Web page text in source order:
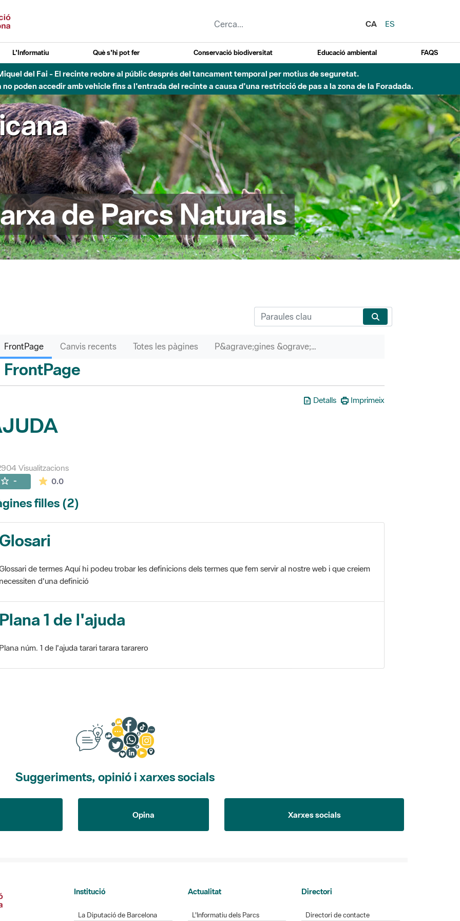
CA
ES
L'Informatiu Què s'hi pot fer Conservació biodiversitat Educació ambiental FAQS
del Fai - El recinte reobre al públic després del tancament temporal per motius de seguretat.
poden accedir amb vehicle fins a l'entrada del recinte a causa d'una restricció de pas a la zona de la Foradada.
de Parcs Naturals
FrontPage Canvis recents Totes les pàgines P&agrave;gines &ograve;rfenes
FrontPage
Detalls Imprimeix
Visualitzacions
- 0.0La mitjana de les valoracions és de 0 estrelles de 5.
filles (2)
Glosari
de termes Aquí hi podeu trobar les definicions dels termes que fem servir al nostre web i que creiem
necessiten d'una definició
Plana 1 de l'ajuda
Plana núm. 1 de l'ajuda tarari tarara tararero
Suggeriments, opinió i xarxes socials
Opina Xarxes socials
Institució
La Diputació de Barcelona
Actualitat
L'Informatiu dels Parcs
Directori
Directori de contacte